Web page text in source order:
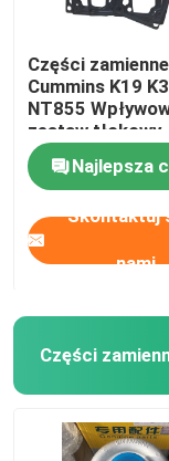
Części
Cummins K19
NT855
zestaw tłokowy
3637396
Najlepsza
Skontaktuj
nami
Części